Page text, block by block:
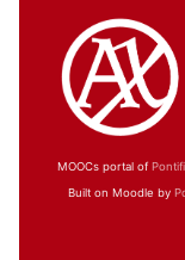
MOOCs portal of
Built on Moodle by